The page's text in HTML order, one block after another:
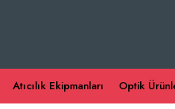
Atıcılık Ekipmanları Optik